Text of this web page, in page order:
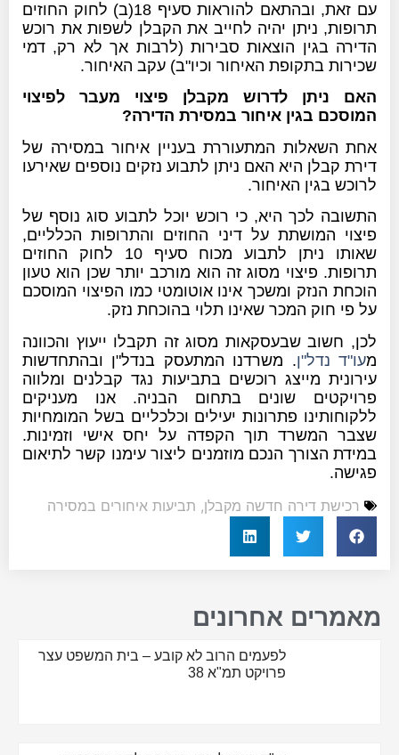
עם זאת, ובהתאם להוראות סעיף 18(ב) לחוק החוזים
תרופות, ניתן יהיה לחייב את הקבלן לשפות את רוכש
הדירה בגין הוצאות סבירות (לרבות אך לא רק, דמי
שכירות בתקופת האיחור וכיו"ב) עקב האיחור.
האם ניתן לדרוש מקבלן פיצוי מעבר לפיצוי
המוסכם בגין איחור במסירת הדירה?
אחת השאלות המתעוררת בעניין איחור במסירה של
דירת קבלן היא האם ניתן לתבוע נזקים נוספים שאירעו
לרוכש בגין האיחור.
התשובה לכך היא, כי רוכש יוכל לתבוע סוג נוסף של
פיצוי המושתת על דיני החוזים והתרופות הכלליים,
שאותו ניתן לתבוע מכוח סעיף 10 לחוק החוזים
תרופות. פיצוי מסוג זה הוא מורכב יותר שכן הוא טעון
הוכחת הנזק ומשכך אינו אוטומטי כמו הפיצוי המוסכם
על פי חוק המכר שאינו תלוי בהוכחת נזק.
לכן, חשוב שבעסקאות מסוג זה תקבלו ייעוץ והכוונה
מעו"ד נדל"ן. משרדנו המתעסק בנדל"ן ובהתחדשות
עירונית מייצג רוכשים בתביעות נגד קבלנים ומלווה
פרויקטים שונים בתחום הבניה. אנו מעניקים
ללקוחותינו פתרונות יעילים וכלכליים בשל המומחיות
שצבר המשרד תוך הקפדה על יחס אישי וזמינות.
במידת הצורך הנכם מוזמנים ליצור עימנו קשר לתיאום
פגישה.
רכישת דירה חדשה מקבלן, תביעות איחורים במסירה
מאמרים אחרונים
לפעמים הרוב לא קובע – בית המשפט עצר
פרויקט תמ"א 38